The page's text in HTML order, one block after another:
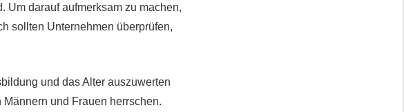
Um darauf aufmerksam zu machen,
sollten Unternehmen überprüfen,
und das Alter auszuwerten
und Frauen herrschen.